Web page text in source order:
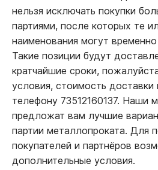
нельзя исключать покупки
партиями, после которых те
наименования могут
Такие позиции будут
кратчайшие сроки,
условия, стоимость доставки
телефону 73512160137. Наши
предложат вам лучшие
партии металлопроката. Для
покупателей и партнёров
дополнительные условия.